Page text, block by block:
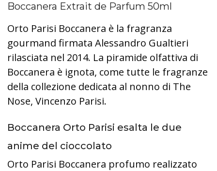
Boccanera Extrait de Parfum 50ml
Orto Parisi Boccanera è la fragranza
gourmand firmata Alessandro Gualtieri
rilasciata nel 2014. La piramide olfattiva di
Boccanera è ignota, come tutte le fragranze
della collezione dedicata al nonno di The
Nose, Vincenzo Parisi.
Boccanera Orto Parisi esalta le due
anime del cioccolato
Orto Parisi Boccanera profumo realizzato